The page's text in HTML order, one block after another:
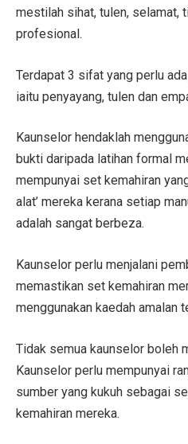
mestilah sihat, tulen, selamat,
profesional.
Terdapat 3 sifat yang perlu
iaitu penyayang, tulen dan
Kaunselor hendaklah
bukti daripada latihan formal
mempunyai set kemahiran
alat’ mereka kerana setiap
adalah sangat berbeza.
Kaunselor perlu menjalani
memastikan set kemahiran
menggunakan kaedah amalan
Tidak semua kaunselor boleh
Kaunselor perlu mempunyai
sumber yang kukuh sebagai
kemahiran mereka.